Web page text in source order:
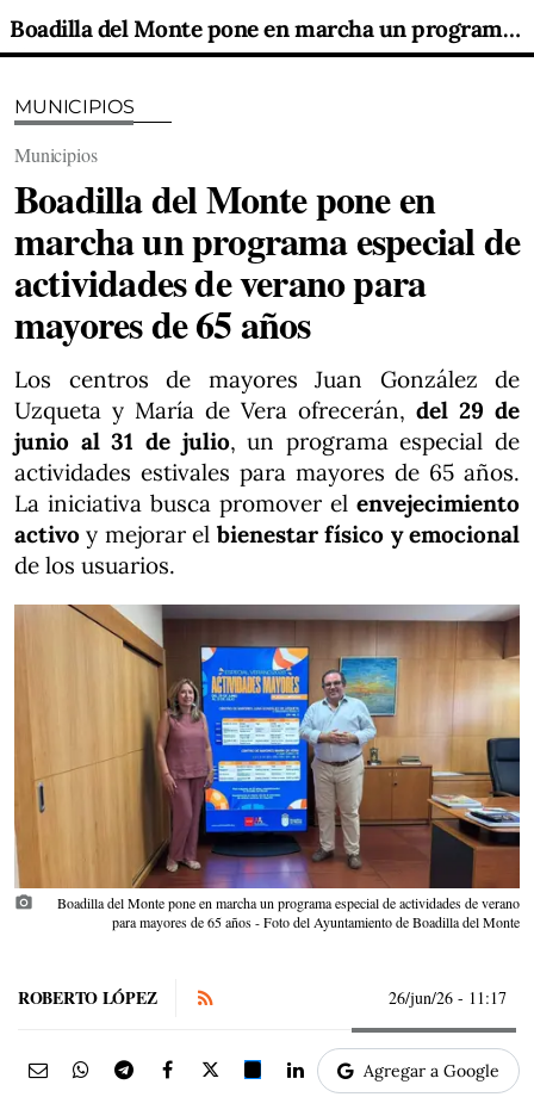
Boadilla del Monte pone en marcha un programa especial de actividades de verano para mayores de 65 años
MUNICIPIOS
Municipios
Boadilla del Monte pone en
marcha un programa especial de
actividades de verano para
mayores de 65 años
Los centros de mayores Juan González de
Uzqueta y María de Vera ofrecerán, del 29 de
junio al 31 de julio, un programa especial de
actividades estivales para mayores de 65 años.
La iniciativa busca promover el envejecimiento
activoy mejorar el bienestar físico y emocional
de los usuarios.
photo_camera
Boadilla del Monte pone en marcha un programa especial de actividades de verano
para mayores de 65 años - Foto del Ayuntamiento de Boadilla del Monte
ROBERTO LÓPEZ 26/jun/26 - 11:17
Agregar a Google